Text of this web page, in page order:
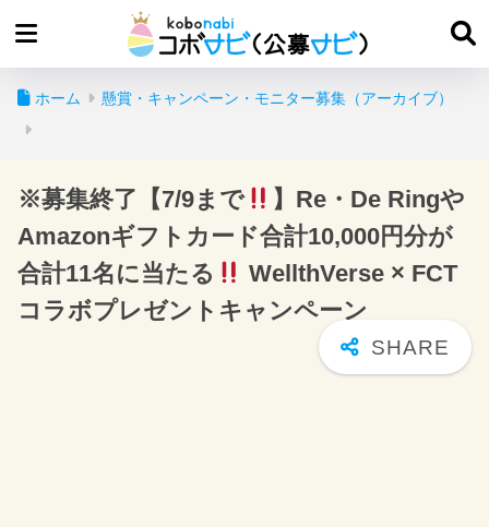
ホーム 懸賞・キャンペーン・モニター募集（アーカイブ）
※募集終了【7/9まで
】Re・De Ringや
Amazonギフトカード合計10,000円分が
合計11名に当たる
WellthVerse × FCT
コラボプレゼントキャンペーン